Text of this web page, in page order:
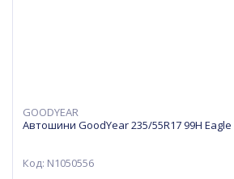
GOODYEAR
Автошини GoodYear 235/55R17 99H Eagle
Код: N1050556